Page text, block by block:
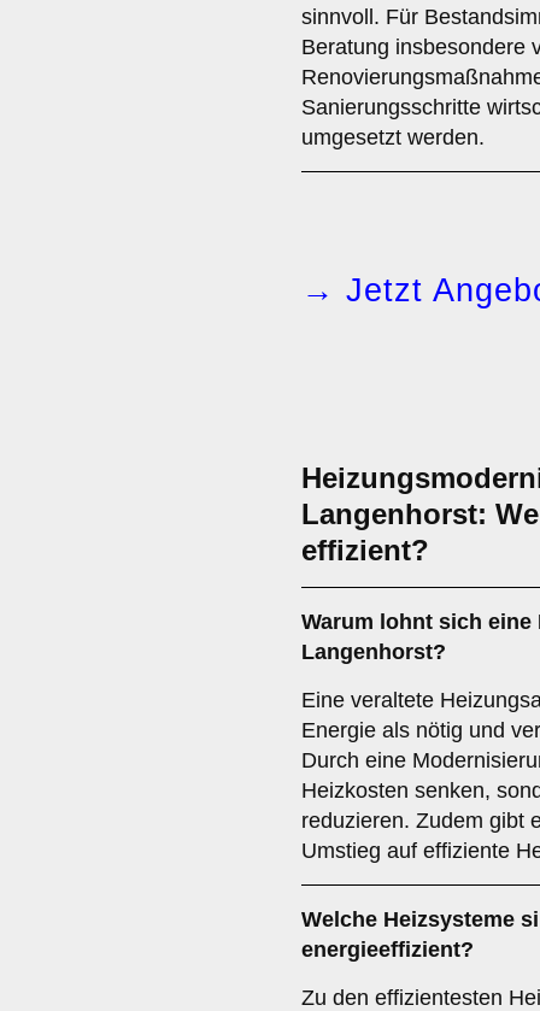
sinnvoll. Für
Beratung insbesondere
Sanierungsschritte
umgesetzt werden.
→ Jetzt
Langenhorst:
effizient?
Warum lohnt sich
Langenhorst?
Eine veraltete
Energie als nötig und
Durch eine
Heizkosten senken,
reduzieren. Zudem gibt
Umstieg auf effiziente
Welche Heizsysteme
energieeffizient?
Zu den effizientesten